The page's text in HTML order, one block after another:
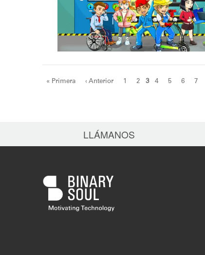
« Primera ‹ Anterior 1 2 3 4 5 6 7
LLÁMANOS